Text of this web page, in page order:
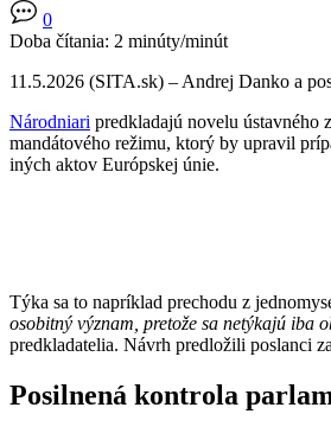
0
Doba čítania: 2 minúty/minút
11.5.2026 (SITA.sk) – Andrej Danko a
Národniari predkladajú novelu ústavného
mandátového režimu, ktorý by upravil
iných aktov Európskej únie.
Týka sa to napríklad prechodu z
osobitný význam, pretože sa netýkajú
predkladatelia. Návrh predložili poslanci
Posilnená kontrola